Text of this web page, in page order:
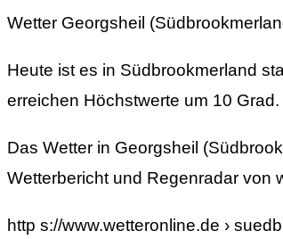
Wetter Georgsheil
Heute ist es in Südbrookmerland
erreichen Höchstwerte um 10
Das Wetter in Georgsheil
Wetterbericht und Regenradar von
http s://www.wetteronline.de ›